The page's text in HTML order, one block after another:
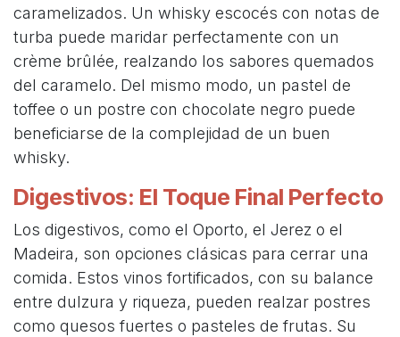
caramelizados. Un whisky escocés con notas de
turba puede maridar perfectamente con un
crème brûlée, realzando los sabores quemados
del caramelo. Del mismo modo, un pastel de
toffee o un postre con chocolate negro puede
beneficiarse de la complejidad de un buen
whisky.
Digestivos: El Toque Final Perfecto
Los digestivos, como el Oporto, el Jerez o el
Madeira, son opciones clásicas para cerrar una
comida. Estos vinos fortificados, con su balance
entre dulzura y riqueza, pueden realzar postres
como quesos fuertes o pasteles de frutas. Su